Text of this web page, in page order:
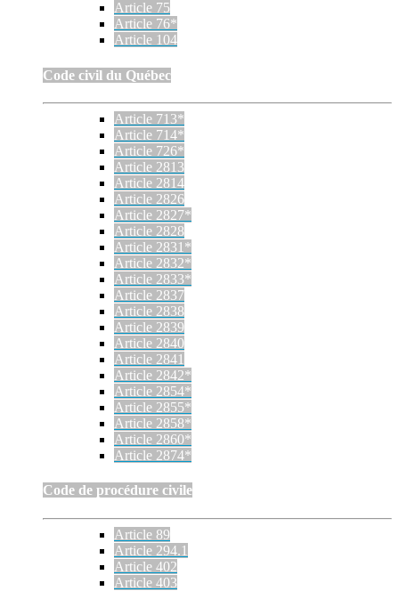
Article 75
Article 76*
Article 104
Code civil du Québec
Article 713*
Article 714*
Article 726*
Article 2813
Article 2814
Article 2826
Article 2827*
Article 2828
Article 2831*
Article 2832*
Article 2833*
Article 2837
Article 2838
Article 2839
Article 2840
Article 2841
Article 2842*
Article 2854*
Article 2855*
Article 2858*
Article 2860*
Article 2874*
Code de procédure civile
Article 89
Article 294.1
Article 402
Article 403